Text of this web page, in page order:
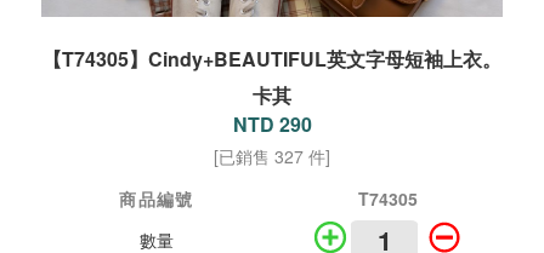
【T74305】Cindy+BEAUTIFUL英文字母短袖上衣。
卡其
NTD 290
[已銷售 327 件]
商品編號
T74305
數量